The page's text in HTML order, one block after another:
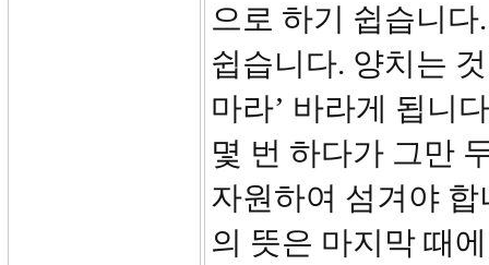
으로 하기 쉽습니
쉽습니다. 양치는
마라’ 바라게 됩니
몇 번 하다가 그만
자원하여 섬겨야
의 뜻은 마지막 때